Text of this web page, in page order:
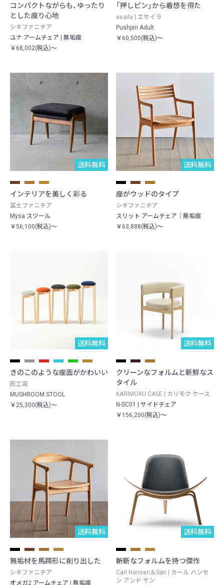
コンパクトながらも、ゆったり
とした座り心地
シキファニチア
ユナ アームチェア | 無垢座
￥68,002(税込)～
「押しピン」から着想を得た
esaila | エサイラ
Pushpin Adult
￥60,500(税込)～
送料無料
インテリアを美しく彩る
冨士ファニチア
Mysa スツール
￥56,100(税込)～
送料無料
座がウッドのタイプ
シキファニチア
スリット アームチェア｜無垢座
￥63,888(税込)～
送料無料
きのこのような座面がかわいい
匠工芸
MUSHROOM STOOL
￥25,300(税込)～
送料無料
クリーンなフォルムと新鮮なス
タイル
KARIMOKU CASE | カリモク ケース
N-SC01 | サイドチェア
￥156,200(税込)～
送料無料
無垢材を馬蹄形に削り出した
シキファニチア
オメガ2 アームチェア | 無垢座
送料無料
斬新なフォルムを持つ傑作
Carl Hansen＆Søn | カール ハンセ
ン アンド サン